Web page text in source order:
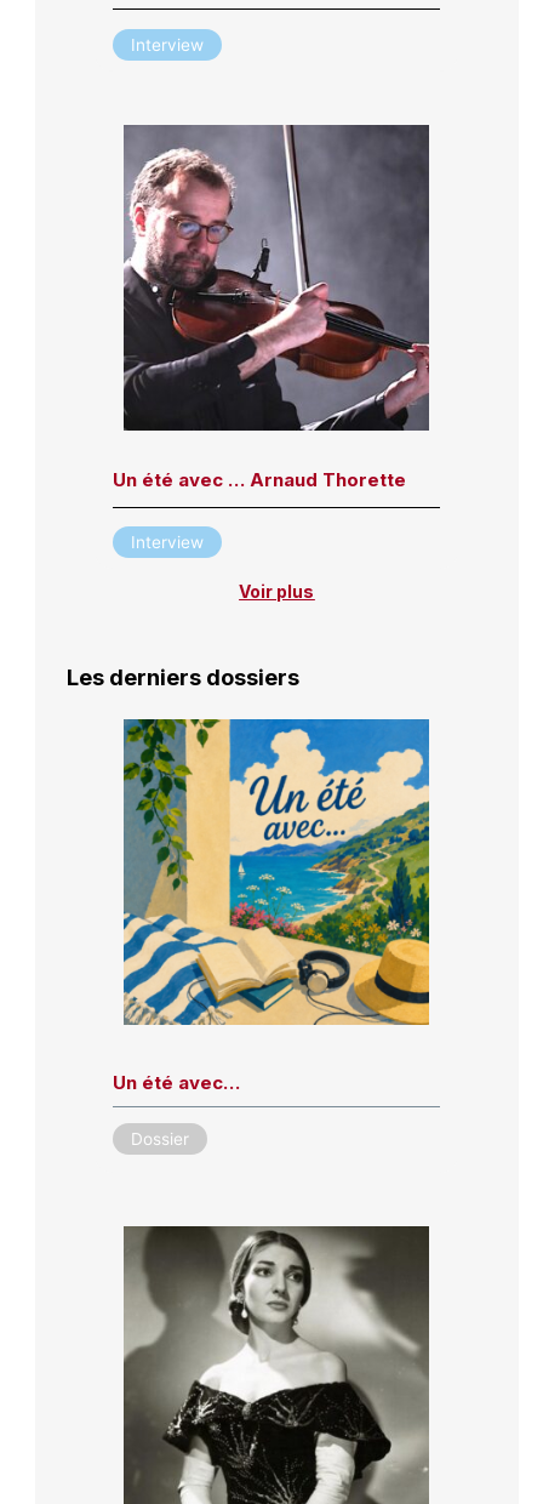
Interview
Un été avec … Arnaud Thorette
Interview
Voir plus
Les derniers dossiers
Un été avec…
Dossier